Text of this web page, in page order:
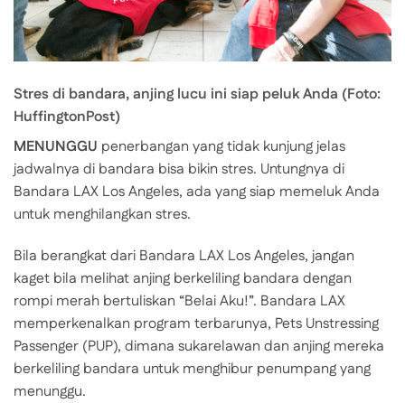
Stres di bandara, anjing lucu ini siap peluk Anda (Foto:
HuffingtonPost)
MENUNGGU penerbangan yang tidak kunjung jelas
jadwalnya di bandara bisa bikin stres. Untungnya di
Bandara LAX Los Angeles, ada yang siap memeluk Anda
untuk menghilangkan stres.
Bila berangkat dari Bandara LAX Los Angeles, jangan
kaget bila melihat anjing berkeliling bandara dengan
rompi merah bertuliskan “Belai Aku!”. Bandara LAX
memperkenalkan program terbarunya, Pets Unstressing
Passenger (PUP), dimana sukarelawan dan anjing mereka
berkeliling bandara untuk menghibur penumpang yang
menunggu.